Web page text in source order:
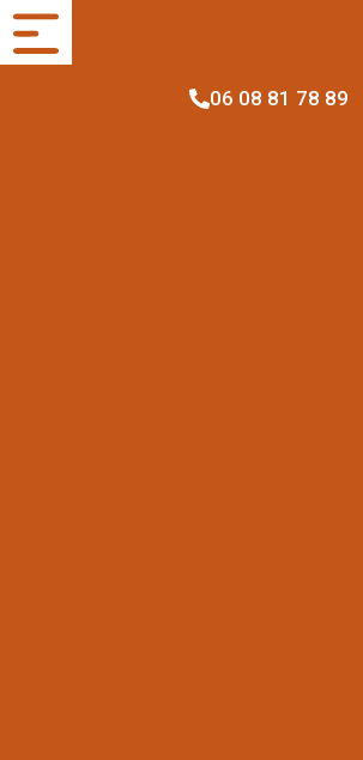
06 08 81 78 89